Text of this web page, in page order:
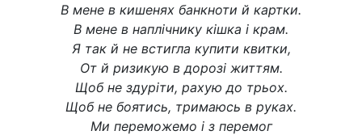
В мене в кишенях банкноти й картки.
В мене в наплічнику кішка і крам.
Я так й не встигла купити квитки,
От й ризикую в дорозі життям.
Щоб не здуріти, рахую до трьох.
Щоб не боятись, тримаюсь в руках.
Ми переможемо і з перемог